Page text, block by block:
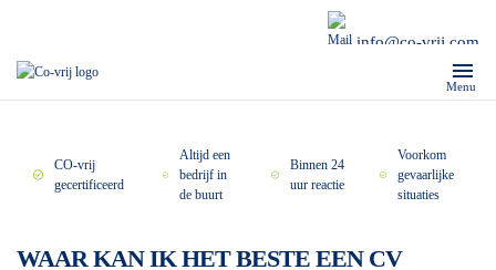
info@co-vrij.com
Menu
CO-vrij
gecertificeerd
Altijd een
bedrijf in
de buurt
Binnen 24
uur reactie
Voorkom
gevaarlijke
situaties
WAAR KAN IK HET BESTE EEN CV